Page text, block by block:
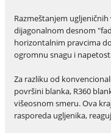
Razmeštanjem
dijagonalnom desnom
horizontalnim pravcima
ogromnu snagu i
Za razliku od
površini blanka, R360
višeosnom smeru. Ova
rasporeda ugljenika,